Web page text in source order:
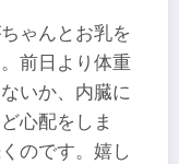
ゃんとお乳を
前日より体重
いか、内臓に
心配をしま
のです。嬉し